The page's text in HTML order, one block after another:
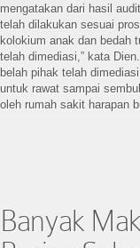
mengatakan dari hasil
telah dilakukan sesuai
kolokium anak dan bedah
telah dimediasi,” kata
belah pihak telah
untuk rawat sampai
oleh rumah sakit harapan
Banyak